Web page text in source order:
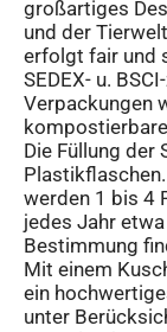
großartiges
und der
erfolgt fair und
SEDEX- u.
Verpackungen
Die Füllung
werden 1 bis 4
jedes Jahr
Bestimmung
Mit einem
ein
unter